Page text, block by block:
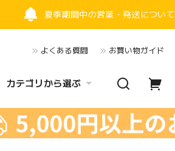
夏季期間中の営業・発送について
よくある質問 お買い物ガイド
カテゴリから選ぶ